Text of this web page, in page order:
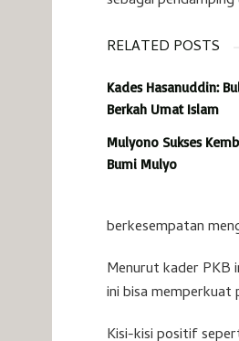
RELATED POSTS
Kades Hasanuddin:
Berkah Umat Islam
Mulyono Sukses
Bumi Mulyo
berkesempatan
Menurut kader PKB
ini bisa
Kisi-kisi positif